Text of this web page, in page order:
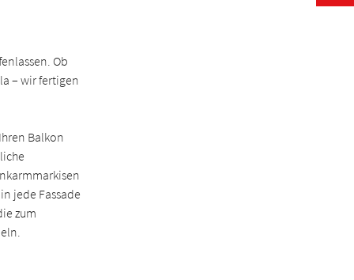
Ob
– wir fertigen
Balkon
jede Fassade
zum